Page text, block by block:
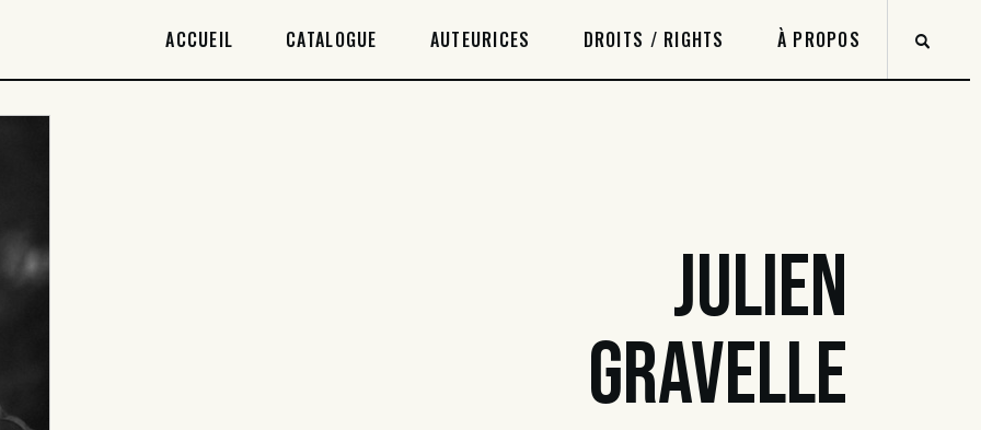
ACCUEIL CATALOGUE AUTEURICES DROITS / RIGHTS À PROPOS
CATALOGUE
À PROPOS
JULIEN
GRAVELLE